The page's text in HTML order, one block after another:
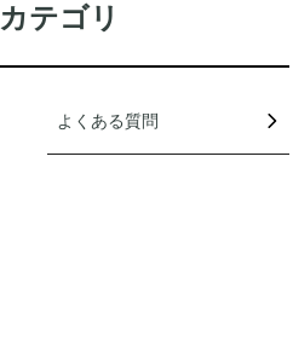
カテゴリ
よくある質問